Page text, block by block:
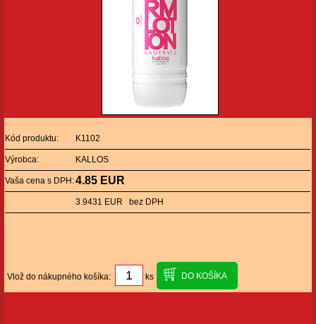
Kód produktu: K1102
Výrobca: KALLOS
Vaša cena s DPH:4.85 EUR
3.9431 EUR bez DPH
Vlož do nákupného košíka: ks